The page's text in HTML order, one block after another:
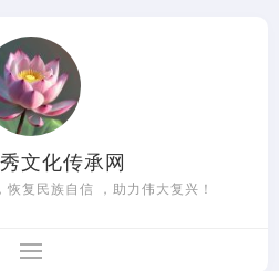
文化传承网
复民族自信 ，助力伟大复兴！